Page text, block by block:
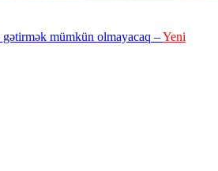
mümkün olmayacaq –Yeni